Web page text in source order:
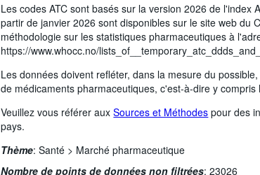
Les codes ATC sont basés sur la version 2026 de
partir de janvier 2026 sont disponibles sur le site web du
méthodologie sur les statistiques pharmaceutiques à
https://www.whocc.no/
Les données doivent refléter, dans la mesure du
de médicaments pharmaceutiques, c'est-à-dire y
Veuillez vous référer auxSources et Méthodes pour des
pays.
Thème:Santé > Marché pharmaceutique
Nombre de points de données non filtrées:23026